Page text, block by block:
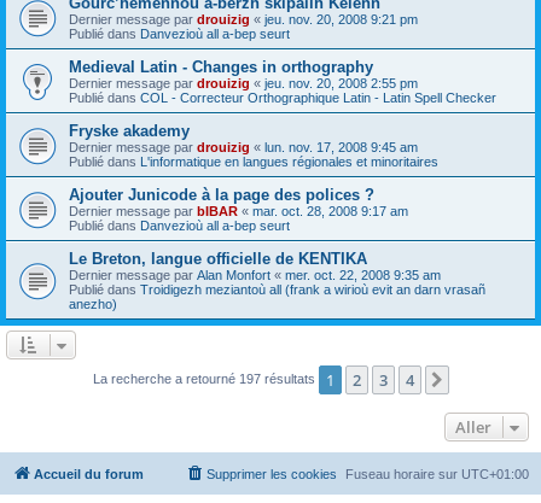
Dernier message par drouizig « jeu. nov. 20, 2008 9:21 pm
Publié dans Danvezioù all a-bep seurt
Medieval Latin - Changes in orthography
Dernier message par drouizig « jeu. nov. 20, 2008 2:55 pm
Publié dans COL - Correcteur Orthographique Latin - Latin Spell Checker
Fryske akademy
Dernier message par drouizig « lun. nov. 17, 2008 9:45 am
Publié dans L'informatique en langues régionales et minoritaires
Ajouter Junicode à la page des polices ?
Dernier message par bIBAR « mar. oct. 28, 2008 9:17 am
Publié dans Danvezioù all a-bep seurt
Le Breton, langue officielle de KENTIKA
Dernier message par Alan Monfort « mer. oct. 22, 2008 9:35 am
Publié dans Troidigezh meziantoù all (frank a wirioù evit an darn vrasañ
anezho)
La recherche a retourné 197 résultats 1 2 3 4
Aller
Accueil du forum Fuseau horaire sur UTC+01:00
Supprimer les cookies